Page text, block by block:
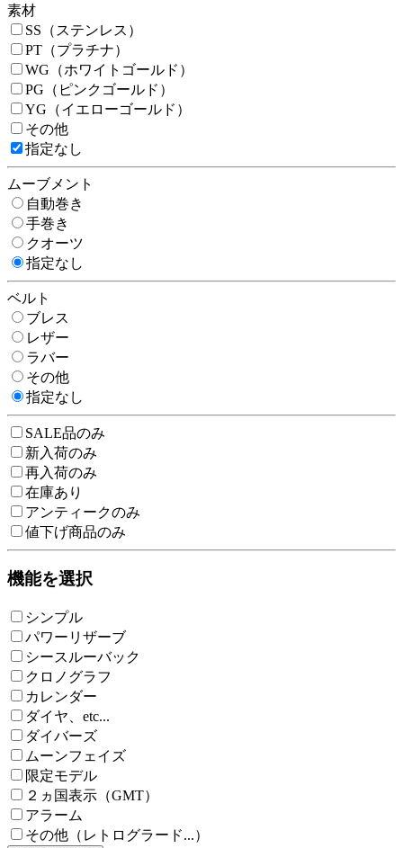
素材
SS（ステンレス）
PT（プラチナ）
WG（ホワイトゴールド）
PG（ピンクゴールド）
YG（イエローゴールド）
その他
指定なし
ムーブメント
自動巻き
手巻き
クオーツ
指定なし
ベルト
ブレス
レザー
ラバー
その他
指定なし
SALE品のみ
新入荷のみ
再入荷のみ
在庫あり
アンティークのみ
値下げ商品のみ
機能を選択
シンプル
パワーリザーブ
シースルーバック
クロノグラフ
カレンダー
ダイヤ、etc...
ダイバーズ
ムーンフェイズ
限定モデル
２ヵ国表示（GMT）
アラーム
その他（レトログラード...）